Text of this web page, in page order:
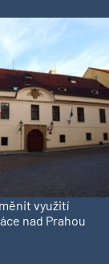
využití
nad Prahou